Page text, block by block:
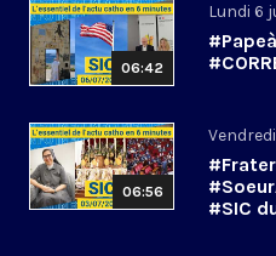
06:42
Lundi 6
06:56
#SIC